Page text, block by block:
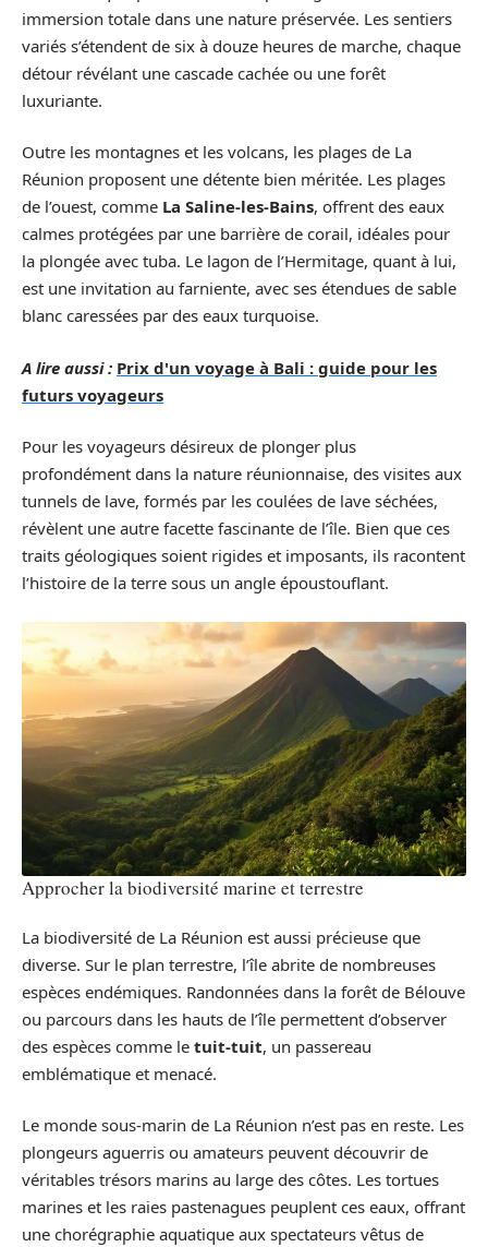
immersion totale dans une nature préservée. Les sentiers
variés s’étendent de six à douze heures de marche, chaque
détour révélant une cascade cachée ou une forêt
luxuriante.
Outre les montagnes et les volcans, les plages de La
Réunion proposent une détente bien méritée. Les plages
de l’ouest, comme La Saline-les-Bains, offrent des eaux
calmes protégées par une barrière de corail, idéales pour
la plongée avec tuba. Le lagon de l’Hermitage, quant à lui,
est une invitation au farniente, avec ses étendues de sable
blanc caressées par des eaux turquoise.
A lire aussi : Prix d'un voyage à Bali : guide pour les
futurs voyageurs
Pour les voyageurs désireux de plonger plus
profondément dans la nature réunionnaise, des visites aux
tunnels de lave, formés par les coulées de lave séchées,
révèlent une autre facette fascinante de l’île. Bien que ces
traits géologiques soient rigides et imposants, ils racontent
l’histoire de la terre sous un angle époustouflant.
Approcher la biodiversité marine et terrestre
La biodiversité de La Réunion est aussi précieuse que
diverse. Sur le plan terrestre, l’île abrite de nombreuses
espèces endémiques. Randonnées dans la forêt de Bélouve
ou parcours dans les hauts de l’île permettent d’observer
des espèces comme le tuit-tuit, un passereau
emblématique et menacé.
Le monde sous-marin de La Réunion n’est pas en reste. Les
plongeurs aguerris ou amateurs peuvent découvrir de
véritables trésors marins au large des côtes. Les tortues
marines et les raies pastenagues peuplent ces eaux, offrant
une chorégraphie aquatique aux spectateurs vêtus de